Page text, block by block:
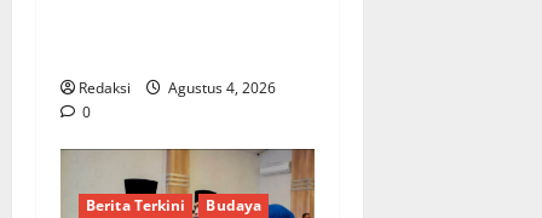
Redaksi
Agustus 4, 2026
0
Berita Terkini
Budaya